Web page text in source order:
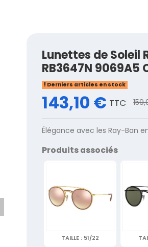
Lunettes de Soleil
RB3647N 9069A5
Derniers articles en stock
143,10 € TTC
Élégance avec les Ray-Ban
Produits associés
TAILLE : 51/22